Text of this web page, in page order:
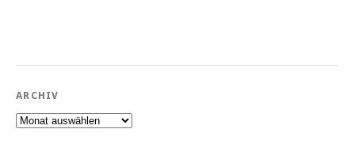
ARCHIV
Archiv